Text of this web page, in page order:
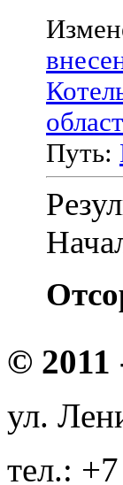
Путь:
© 2011
ул.
тел.: